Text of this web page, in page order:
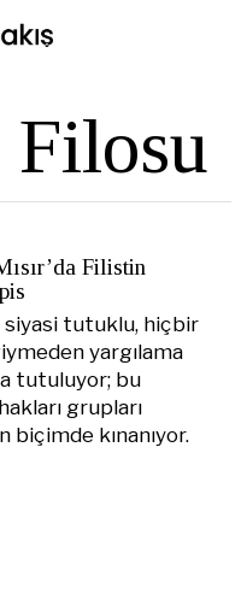
Filosu
Filistin
siyasi tutuklu, hiçbir
yargılama
tutuluyor; bu
grupları
biçimde kınanıyor.